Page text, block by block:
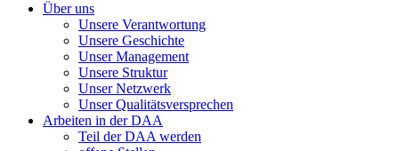
Über uns
Unsere Verantwortung
Unsere Geschichte
Unser Management
Unsere Struktur
Unser Netzwerk
Unser Qualitätsversprechen
Arbeiten in der DAA
Teil der DAA werden